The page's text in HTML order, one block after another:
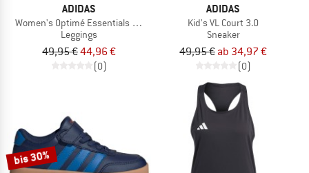
ADIDAS
Women's Optimé Essentials Leopard 7/8 Leggings
Leggings
49,95 €44,96 €
(0)
ADIDAS
Kid's VL Court 3.0
Sneaker
49,95 € ab 34,97 €
(0)
bis 30%